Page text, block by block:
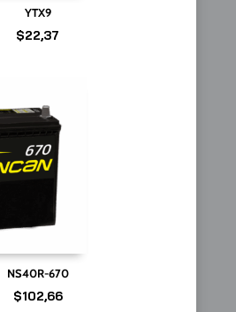
YTX9
$22,37
NS40R-670
$102,66